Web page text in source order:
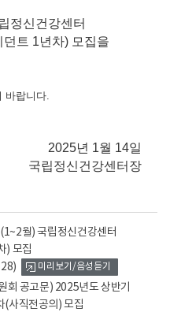
정신건강센터
트 1년차) 모집을
바랍니다.
2025년 1월 14일
국립정신건강센터장
월) 국립정신건강센터
) 모집
미리보기/음성듣기
회 공고문) 2025년도 상반기
(사직전공의) 모집